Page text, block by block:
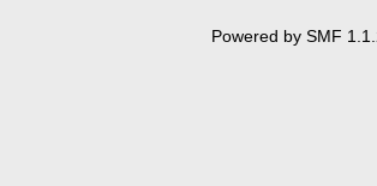
Powered by SMF